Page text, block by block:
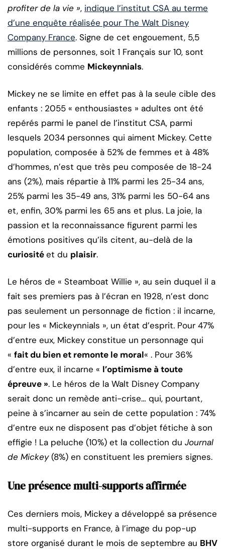
profiter de la vie », indique l’institut CSA au terme
d’une enquête réalisée pour The Walt Disney
Company France. Signe de cet engouement, 5,5
millions de personnes, soit 1 Français sur 10, sont
considérés comme Mickeynnials.
Mickey ne se limite en effet pas à la seule cible des
enfants : 2055 « enthousiastes » adultes ont été
repérés parmi le panel de l’institut CSA, parmi
lesquels 2034 personnes qui aiment Mickey. Cette
population, composée à 52% de femmes et à 48%
d’hommes, n’est que très peu composée de 18-24
ans (2%), mais répartie à 11% parmi les 25-34 ans,
25% parmi les 35-49 ans, 31% parmi les 50-64 ans
et, enfin, 30% parmi les 65 ans et plus. La joie, la
passion et la reconnaissance figurent parmi les
émotions positives qu’ils citent, au-delà de la
curiositéet du plaisir.
Le héros de « Steamboat Willie », au sein duquel il a
fait ses premiers pas à l’écran en 1928, n’est donc
pas seulement un personnage de fiction : il incarne,
pour les « Mickeynnials », un état d’esprit. Pour 47%
d’entre eux, Mickey constitue un personnage qui
« fait du bien et remonte le moral« . Pour 36%
d’entre eux, il incarne « l’optimisme à toute
épreuve ». Le héros de la Walt Disney Company
serait donc un remède anti-crise… qui, pourtant,
peine à s’incarner au sein de cette population : 74%
d’entre eux ne disposent pas d’objet fétiche à son
effigie ! La peluche (10%) et la collection du Journal
de Mickey(8%) en constituent les premiers signes.
Une présence multi-supports affirmée
Ces derniers mois, Mickey a développé sa présence
multi-supports en France, à l’image du pop-up
store organisé durant le mois de septembre au BHV